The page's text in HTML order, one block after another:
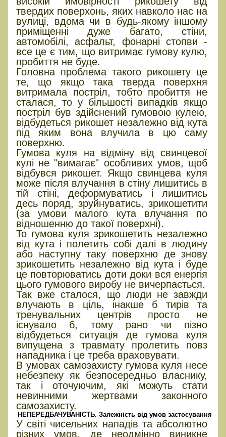
твердих поверхонь, яких навколо нас на
вулиці, вдома чи в будь-якому іншому
приміщенні дуже багато, стіни,
автомобілі, асфальт, фонарні стопви -
все це є тим, що витримає гумову кулю,
пробиття не буде.
Головна проблема такого рикошету це
те, що якщо така тверда поверхня
витримала постріл, тобто пробиття не
сталася, то у більшості випадків якщо
постріл був здійснений гумовою кулею,
відбудеться рикошет незалежно від кута
під яким вона влучила в цю саму
поверхню.
Гумова куля на відміну від свинцевої
кулі не "вимагає" особливих умов, щоб
відбувся рикошет. Якщо свинцева куля
може після влучання в стіну лишитись в
тій стіні, деформуватись і лишитись
десь поряд, зруйнуватись, зрикошетити
(за умови малого кута влучання по
відношенню до такої поверхні).
То гумова куля зрикошетить незалежно
від кута і полетить собі далі в людину
або наступну таку поверхню де знову
зрикошетить незалежно від кута і буде
це повторюватись доти доки вся енергія
цього гумового виробу не вичерпається.
Так вже сталося, що люди не завжди
влучають в ціль, інакше б тирів та
тренувальних центрів просто не
існувало б, тому рано чи пізно
відбудеться ситуація де гумова куля
випущена з травмату пролетить повз
нападника і це треба враховувати.
В умовах самозахисту гумова куля несе
небезпеку як безпосередньо власнику,
так і оточуючим, які можуть стати
невинними жертвами законного
самозахисту.
НЕПЕРЕДБАЧУВАНІСТЬ. Залежність від умов застосування
У світі чисельних нападів та абсолютно
різних умов, де неодмінно виникне